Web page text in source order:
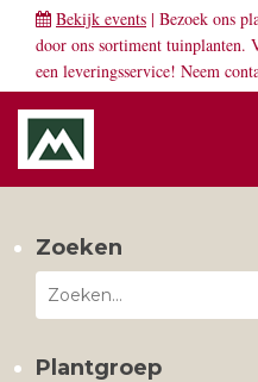
Bekijk events | Bezoek ons
door ons sortiment tuinplanten.
een leveringsservice! Neem
Zoeken
Plantgroep